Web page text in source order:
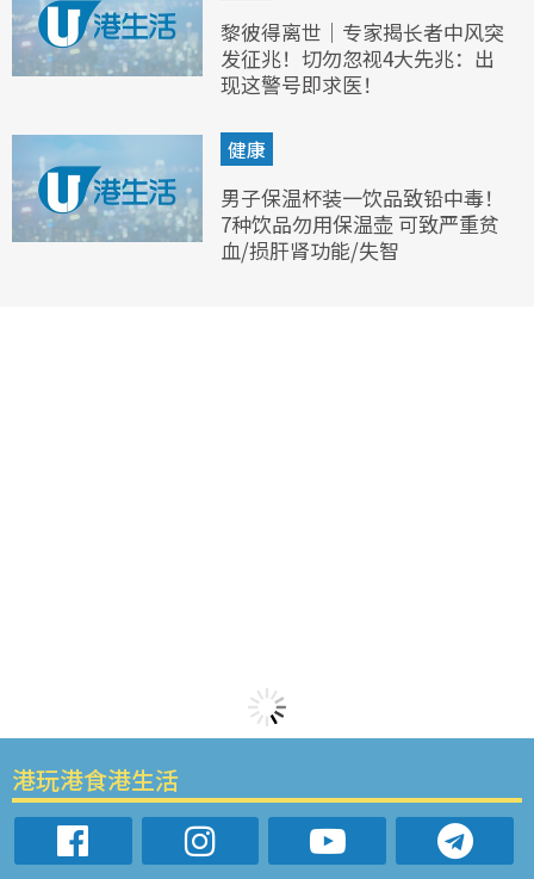
黎彼得离世｜专家揭长者中风突
发征兆！切勿忽视4大先兆：出
现这警号即求医！
健康
男子保温杯装一饮品致铅中毒！
7种饮品勿用保温壶 可致严重贫
血/损肝肾功能/失智
港玩港食港生活